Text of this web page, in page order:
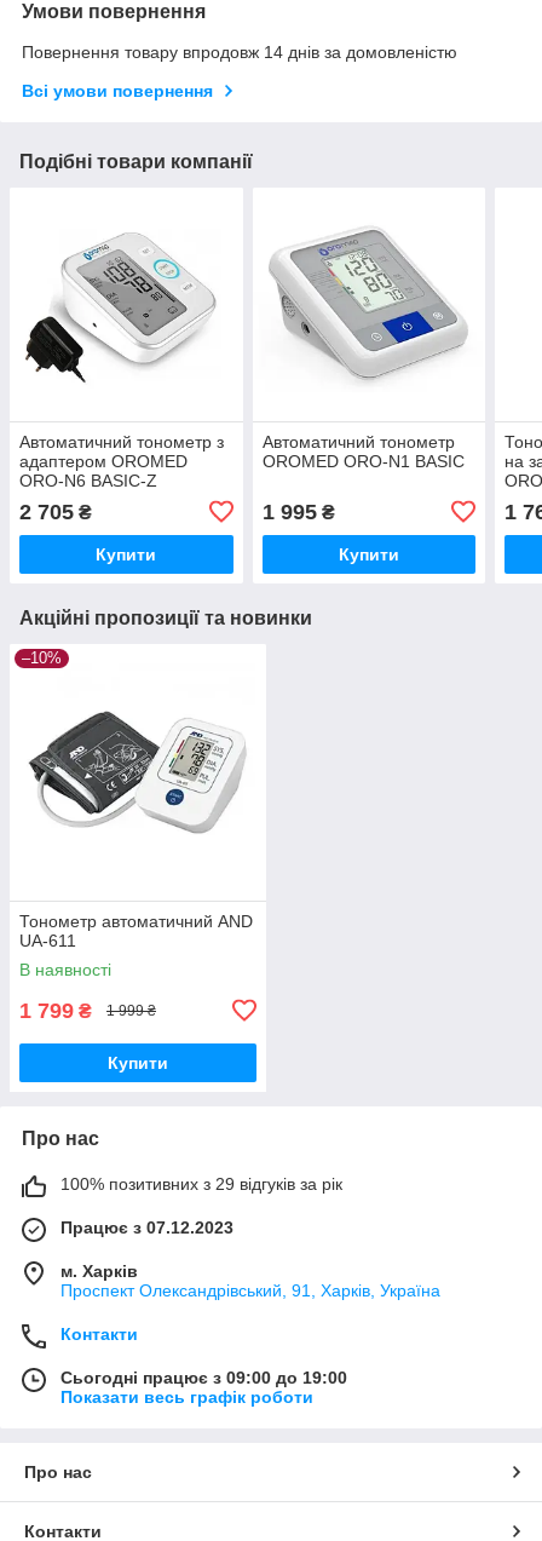
Умови повернення
Повернення товару впродовж 14 днів за домовленістю
Всі умови повернення
Подібні товари компанії
Автоматичний тонометр з
адаптером OROMED
ORO-N6 BASIC-Z
2 705 ₴
Купити
Автоматичний тонометр
OROMED ORO-N1 BASIC
1 995₴
Купити
на
1
Акційні пропозиції та новинки
–10%
Тонометр автоматичний AND
UA-611
В наявності
1 799 ₴ 1 999 ₴
Купити
Про нас
100% позитивних з 29 відгуків за рік
Працює з 07.12.2023
м. Харків
Проспект Олександрівський, 91, Харків, Україна
Контакти
Сьогодні працює з 09:00 до 19:00
Показати весь графік роботи
Про нас
Контакти